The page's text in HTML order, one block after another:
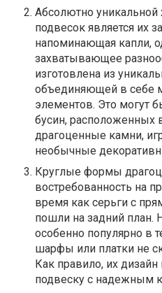
Абсолютно уникальной
подвесок является их
напоминающая капли,
захватывающее
изготовлена из
объединяющей в себе
элементов. Это могут
бусин, расположенных
драгоценные камни,
необычные
Круглые формы
востребованность на
время как серьги с
пошли на задний план.
особенно популярно в
шарфы или платки не
Как правило, их
подвеску с надежным